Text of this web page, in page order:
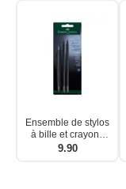
Ensemble de stylos
à bille et crayons
urbains 3 pièces
9.90